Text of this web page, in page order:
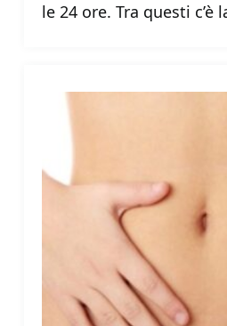
le 24 ore. Tra questi c’è